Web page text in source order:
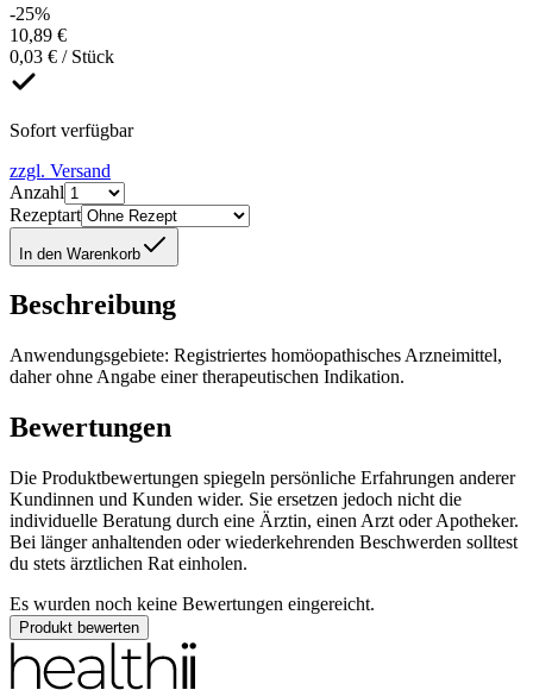
-25%
10,89 €
0,03 € / Stück
Sofort verfügbar
zzgl. Versand
Anzahl
Rezeptart
In den Warenkorb
Beschreibung
Anwendungsgebiete: Registriertes homöopathisches Arzneimittel,
daher ohne Angabe einer therapeutischen Indikation.
Bewertungen
Die Produktbewertungen spiegeln persönliche Erfahrungen anderer
Kundinnen und Kunden wider. Sie ersetzen jedoch nicht die
individuelle Beratung durch eine Ärztin, einen Arzt oder Apotheker.
Bei länger anhaltenden oder wiederkehrenden Beschwerden solltest
du stets ärztlichen Rat einholen.
Es wurden noch keine Bewertungen eingereicht.
Produkt bewerten